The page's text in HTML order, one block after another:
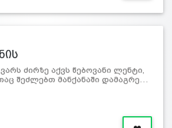
ძირზე აქვს წებოვანი ლენტი,
შეძლებთ მანქანაში დამაგრე…